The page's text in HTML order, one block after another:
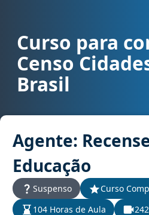
Curso para concurso Censo
Curso para
Censo
Brasil
Agente:
Educação
Suspenso
Curso
104 Horas de Aula